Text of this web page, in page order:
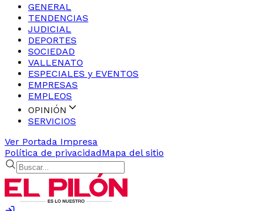
GENERAL
TENDENCIAS
JUDICIAL
DEPORTES
SOCIEDAD
VALLENATO
ESPECIALES y EVENTOS
EMPRESAS
EMPLEOS
OPINIÓN
SERVICIOS
Ver Portada Impresa
Política de privacidadMapa del sitio